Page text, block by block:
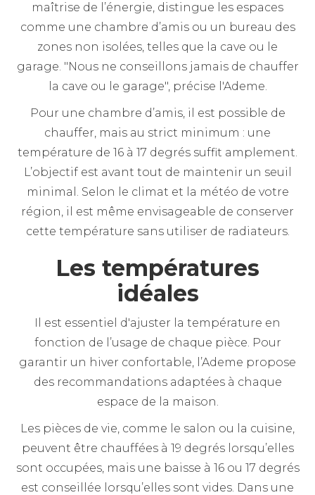
maîtrise de l’énergie, distingue les espaces
comme une chambre d’amis ou un bureau des
zones non isolées, telles que la cave ou le
garage. "Nous ne conseillons jamais de chauffer
la cave ou le garage", précise l'Ademe.
Pour une chambre d’amis, il est possible de
chauffer, mais au strict minimum : une
température de 16 à 17 degrés suffit amplement.
L’objectif est avant tout de maintenir un seuil
minimal. Selon le climat et la météo de votre
région, il est même envisageable de conserver
cette température sans utiliser de radiateurs.
Les températures
idéales
Il est essentiel d'ajuster la température en
fonction de l’usage de chaque pièce. Pour
garantir un hiver confortable, l’Ademe propose
des recommandations adaptées à chaque
espace de la maison.
Les pièces de vie, comme le salon ou la cuisine,
peuvent être chauffées à 19 degrés lorsqu’elles
sont occupées, mais une baisse à 16 ou 17 degrés
est conseillée lorsqu’elles sont vides. Dans une